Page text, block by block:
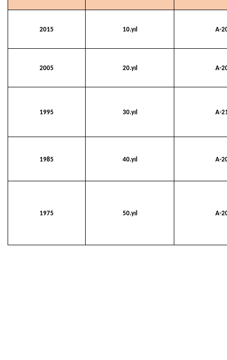
2015 10.yıl A-
2005 20.yıl A-
1995 30.yıl A-
1985 40.yıl A-
1975 50.yıl A-